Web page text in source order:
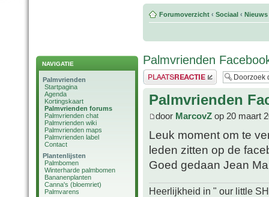
NAVIGATIE
Palmvrienden
Startpagina
Agenda
Kortingskaart
Palmvrienden forums
Palmvrienden chat
Palmvrienden wiki
Palmvrienden maps
Palmvrienden label
Contact
Plantenlijsten
Palmbomen
Winterharde palmbomen
Bananenplanten
Canna's (bloemriet)
Palmvarens
Forumoverzicht ‹ Sociaal ‹
Palmvrienden
Plaats een reactie
Palmvrienden
door MarcovZ op 20 maart
Leuk moment om te
leden zitten op de
Goed gedaan Jean
Heerlijkheid in " our little